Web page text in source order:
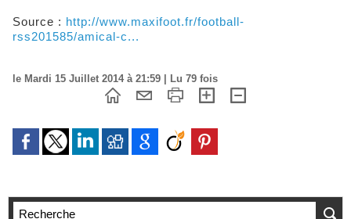
Source : http://www.maxifoot.fr/football-
rss201585/amical-c...
le Mardi 15 Juillet 2014 à 21:59 | Lu 79 fois